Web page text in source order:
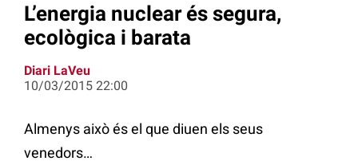
L’energia nuclear és segura,
ecològica i barata
Diari LaVeu
10/03/2015 22:00
Almenys això és el que diuen els seus
venedors…